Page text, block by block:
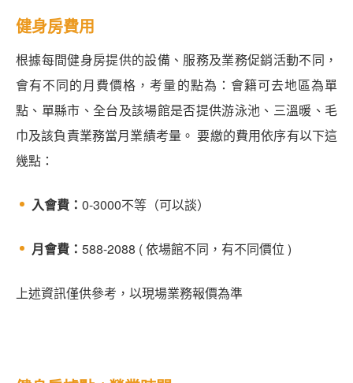
健身房費用
根據每間健身房提供的設備、服務及業務促銷活動不同，
會有不同的月費價格，考量的點為：會籍可去地區為單
點、單縣市、全台及該場館是否提供游泳池、三溫暖、毛
巾及該負責業務當月業績考量。 要繳的費用依序有以下這
幾點：
入會費： 0-3000不等（可以談）
月會費： 588-2088 ( 依場館不同，有不同價位 )
上述資訊僅供參考，以現場業務報價為準